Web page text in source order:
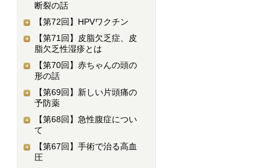
断裂の話
【第72回】 HPVワクチン
【第71回】
皮脂欠乏症、皮
脂欠乏性湿疹とは
【第70回】 赤ちゃんの頭の
形の話
【第69回】 新しい片頭痛の
予防薬
【第68回】 急性腹症につい
て
【第67回】 手術で治る高血
圧